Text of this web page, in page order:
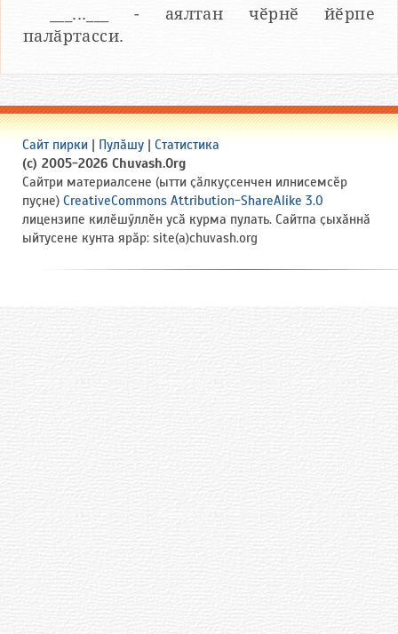
___...___ - аялтан чӗрнӗ йӗрпе
палӑртасси.
Сайт пирки | Пулӑшу | Статистика
(c) 2005-2026 Chuvash.Org
Сайтри материалсене (ытти ҫӑлкуҫсенчен илнисемсӗр
пуҫне) CreativeCommons Attribution-ShareAlike 3.0
лицензипе килӗшӳллӗн усӑ курма пулать. Сайтпа ҫыхӑннӑ
ыйтусене кунта ярӑр: site(a)chuvash.org